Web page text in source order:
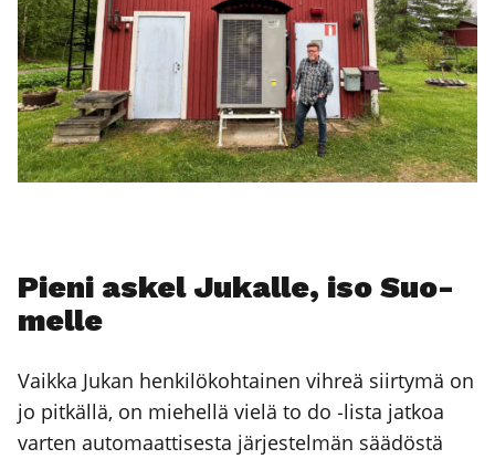
Pie­ni askel Jukal­le, iso Suo­
mel­le
Vaik­ka Jukan hen­ki­lö­koh­tai­nen vih­reä siir­ty­mä on
jo pit­käl­lä, on mie­hel­lä vie­lä to do ‑lis­ta jat­koa
var­ten auto­maat­ti­ses­ta jär­jes­tel­män sää­dös­tä